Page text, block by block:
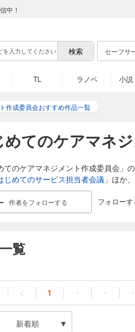
中！
セーフサ
TL ラノベ 小説
作成委員会おすすめ作品一覧
めてのケアマネ
てのケアマネジメント作成委員会」
じめてのサービス担当者会議 」ほか
作者をフォローする フォロー
覧
< 1 ・ ・ ・
新着順